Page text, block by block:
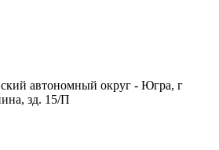
автономный округ - Югра, г
зд. 15/П